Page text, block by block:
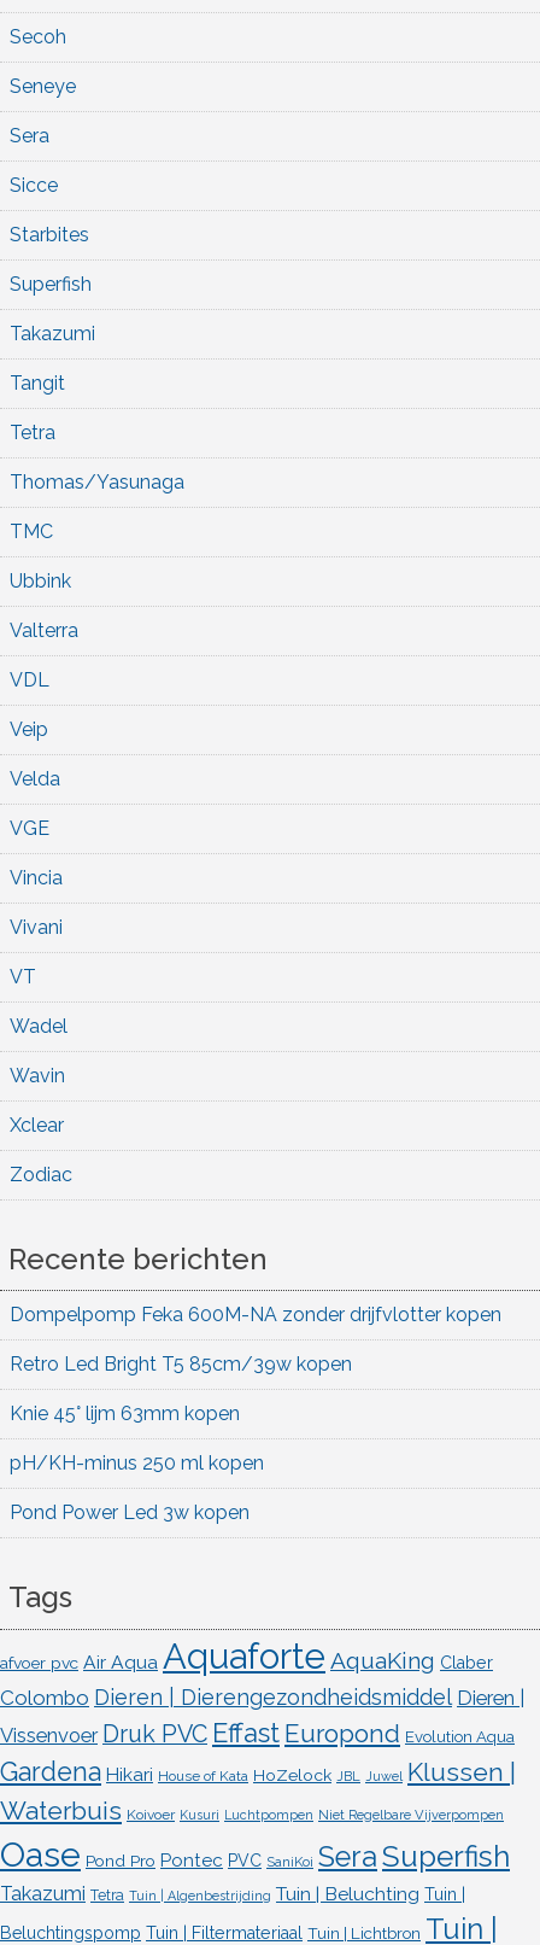
Secoh
Seneye
Sera
Sicce
Starbites
Superfish
Takazumi
Tangit
Tetra
Thomas/Yasunaga
TMC
Ubbink
Valterra
VDL
Veip
Velda
VGE
Vincia
Vivani
VT
Wadel
Wavin
Xclear
Zodiac
Recente berichten
Dompelpomp Feka 600M-NA zonder drijfvlotter kopen
Retro Led Bright T5 85cm/39w kopen
Knie 45° lijm 63mm kopen
pH/KH-minus 250 ml kopen
Pond Power Led 3w kopen
Tags
afvoer pvc Air Aqua Aquaforte AquaKing Claber
Colombo Dieren | Dierengezondheidsmiddel Dieren |
Vissenvoer Druk PVC Effast Europond Evolution Aqua
Gardena Hikari House of Kata HoZelock JBL Juwel Klussen |
Waterbuis Koivoer Kusuri Luchtpompen Niet Regelbare Vijverpompen
Oase Pond Pro Pontec PVC SaniKoi SeraSuperfish
Takazumi Tetra Tuin | Algenbestrijding Tuin | Beluchting Tuin |
Beluchtingspomp Tuin | Filtermateriaal Tuin | Lichtbron Tuin |